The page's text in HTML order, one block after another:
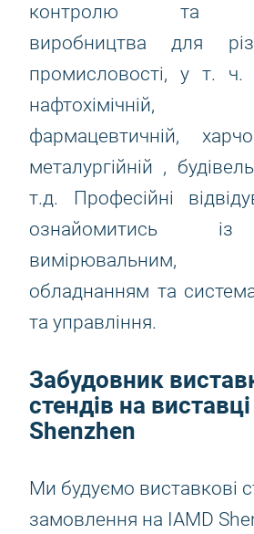
контролю та
виробництва для
промисловості, у т. ч.
нафтохімічній,
фармацевтичній,
металургійній ,
т.д. Професійні
ознайомитись
вимірювальним,
обладнанням та
та управління.
Забудовник
стендів на
Shenzhen
Ми будуємо виставкові
замовлення на IAMD